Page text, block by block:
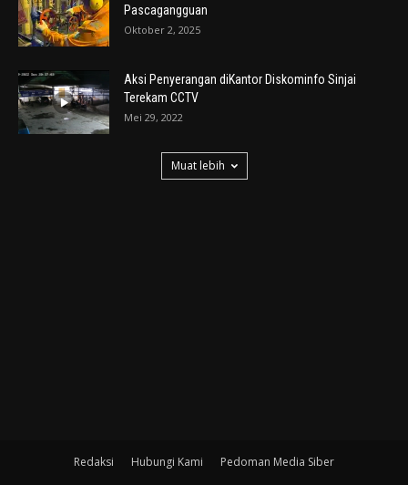
Pascagangguan
Oktober 2, 2025
Aksi Penyerangan diKantor Diskominfo Sinjai
Terekam CCTV
Mei 29, 2022
Muat lebih
Redaksi Hubungi Kami Pedoman Media Siber